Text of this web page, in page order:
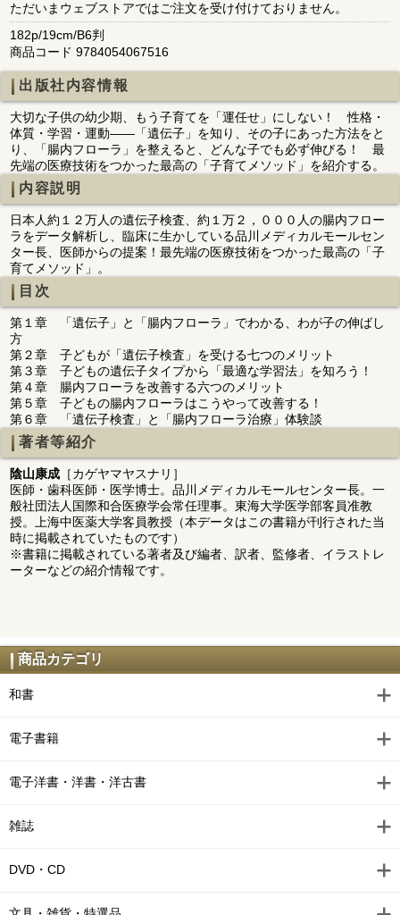
ただいまウェブストアではご注文を受け付けておりません。
182p/19cm/B6判
商品コード 9784054067516
出版社内容情報
大切な子供の幼少期、もう子育てを「運任せ」にしない！ 性格・
体質・学習・運動――「遺伝子」を知り、その子にあった方法をと
り、「腸内フローラ」を整えると、どんな子でも必ず伸びる！ 最
先端の医療技術をつかった最高の「子育てメソッド」を紹介する。
内容説明
日本人約１２万人の遺伝子検査、約１万２，０００人の腸内フロー
ラをデータ解析し、臨床に生かしている品川メディカルモールセン
ター長、医師からの提案！最先端の医療技術をつかった最高の「子
育てメソッド」。
目次
第１章 「遺伝子」と「腸内フローラ」でわかる、わが子の伸ばし
方
第２章 子どもが「遺伝子検査」を受ける七つのメリット
第３章 子どもの遺伝子タイプから「最適な学習法」を知ろう！
第４章 腸内フローラを改善する六つのメリット
第５章 子どもの腸内フローラはこうやって改善する！
第６章 「遺伝子検査」と「腸内フローラ治療」体験談
著者等紹介
陰山康成 ［カゲヤマヤスナリ］
医師・歯科医師・医学博士。品川メディカルモールセンター長。一
般社団法人国際和合医療学会常任理事。東海大学医学部客員准教
授。上海中医薬大学客員教授（本データはこの書籍が刊行された当
時に掲載されていたものです）
※書籍に掲載されている著者及び編者、訳者、監修者、イラストレ
ーターなどの紹介情報です。
商品カテゴリ
和書
電子書籍
電子洋書・洋書・洋古書
雑誌
DVD・CD